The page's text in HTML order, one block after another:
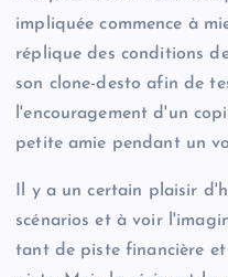
impliquée commence à
réplique des conditions
son clone-desto afin de
l'encouragement d'un
petite amie pendant un
Il y a un certain plaisir
scénarios et à voir
tant de piste financière